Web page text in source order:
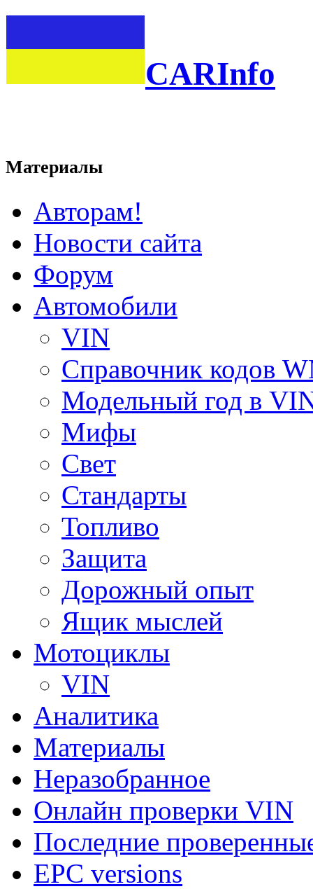
CARInfo
Материалы
Авторам!
Новости сайта
Форум
Автомобили
VIN
Справочник кодов
Модельный год в
Мифы
Свет
Стандарты
Топливо
Защита
Дорожный опыт
Ящик мыслей
Мотоциклы
VIN
Аналитика
Материалы
Неразобранное
Онлайн проверки VIN
Последние
EPC versions